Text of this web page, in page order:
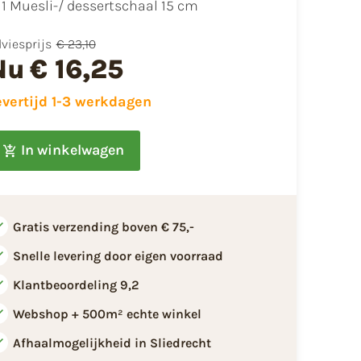
1 Muesli-/ dessertschaal 15 cm
€ 23,10
€ 16,25
1-3 werkdagen
In winkelwagen
Gratis verzending boven € 75,-
Snelle levering door eigen voorraad
Klantbeoordeling 9,2
Webshop + 500m² echte winkel
Afhaalmogelijkheid in Sliedrecht